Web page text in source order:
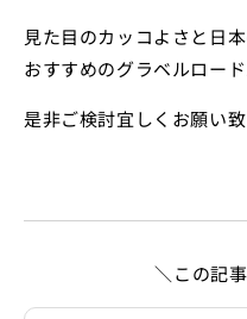
見た目のカッコよさと日
おすすめのグラベルロー
是非ご検討宜しくお願い致
＼この記